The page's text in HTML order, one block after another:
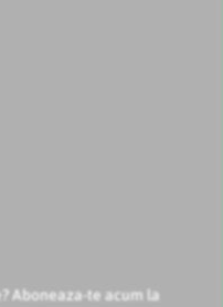
Aboneaza-te acum la